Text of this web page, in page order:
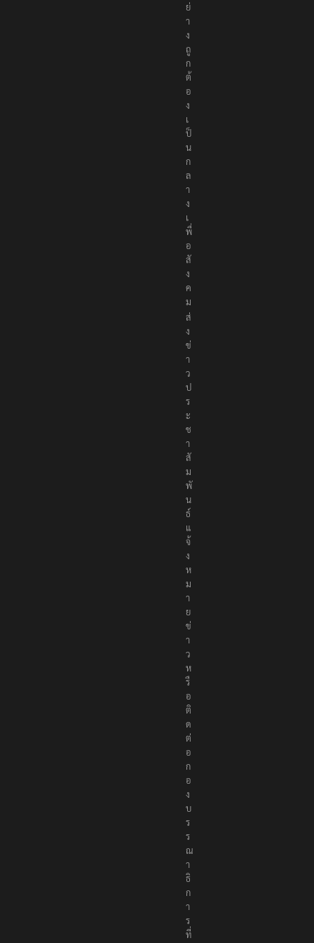
า
อ
ย่
า
ง
ถู
ก
ต้
อ
ง
เ
ป็
น
ก
ล
า
ง
เ
พื่
อ
สั
ง
ค
ม
ส่
ง
ข่
า
ว
ป
ร
ะ
ช
า
สั
ม
พั
น
ธ์
แ
จ้
ง
ห
ม
า
ย
ข่
า
ว
ห
รื
อ
ติ
ด
ต่
อ
ก
อ
ง
บ
ร
ร
ณ
า
ธิ
ก
า